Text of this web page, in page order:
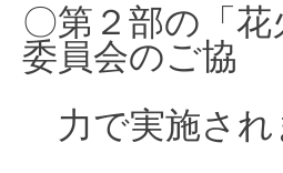
〇第２部の「
委員会のご協
力で実施され